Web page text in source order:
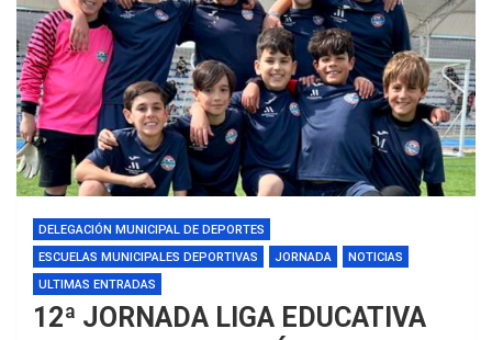
DELEGACIÓN MUNICIPAL DE DEPORTES
ESCUELAS MUNICIPALES DEPORTIVAS
JORNADA
NOTICIAS
ULTIMAS ENTRADAS
12ª JORNADA LIGA EDUCATIVA